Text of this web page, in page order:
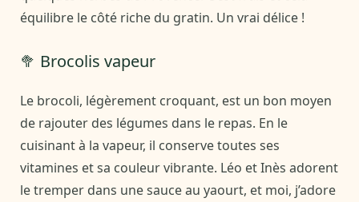
équilibre le côté riche du gratin. Un vrai délice !
🥦 Brocolis vapeur
Le brocoli, légèrement croquant, est un bon moyen
de rajouter des légumes dans le repas. En le
cuisinant à la vapeur, il conserve toutes ses
vitamines et sa couleur vibrante. Léo et Inès adorent
le tremper dans une sauce au yaourt, et moi, j’adore